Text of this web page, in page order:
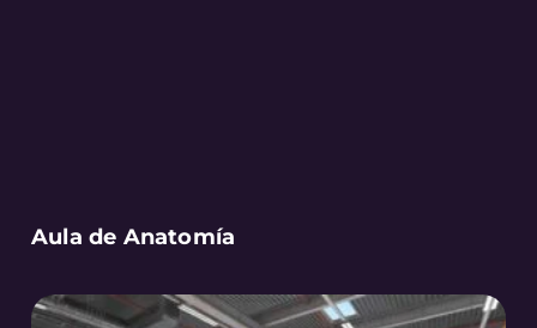
Aula de Anatomía